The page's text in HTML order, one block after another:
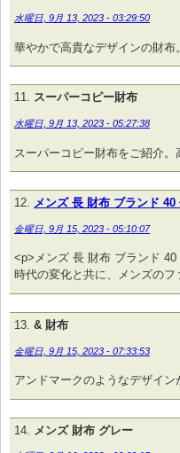
水曜日, 9月 13, 2023 - 03:29:50
華やかで高貴なデザインの財布
スーパーコピー財布
水曜日, 9月 13, 2023 - 05:27:38
スーパーコピー財布をご紹介
メンズ 長 財布 ブランド 40
金曜日, 9月 15, 2023 - 05:10:07
<p>メンズ 長 財布 ブランド 40
時代の変化と共に、メンズの
& 財布
金曜日, 9月 15, 2023 - 07:33:53
アンドマークのようなデザイ
メンズ 財布 グレー